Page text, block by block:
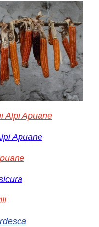
Alpi Apuane
Apuane